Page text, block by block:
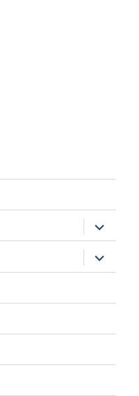
ouvrir
le
sous-
menu
ouvrir
le